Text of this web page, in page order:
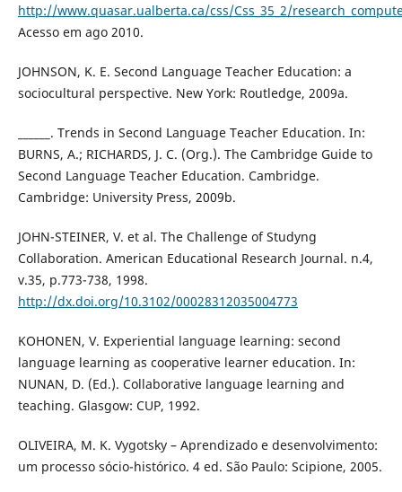
http://www.quasar.ualberta.ca/css/Css_35_2/
Acesso em ago 2010.
JOHNSON, K. E. Second Language Teacher Education: a
sociocultural perspective. New York: Routledge, 2009a.
______. Trends in Second Language Teacher Education. In:
BURNS, A.; RICHARDS, J. C. (Org.). The Cambridge Guide to
Second Language Teacher Education. Cambridge.
Cambridge: University Press, 2009b.
JOHN-STEINER, V. et al. The Challenge of Studyng
Collaboration. American Educational Research Journal. n.4,
v.35, p.773-738, 1998.
http://dx.doi.org/10.3102/00028312035004773
KOHONEN, V. Experiential language learning: second
language learning as cooperative learner education. In:
NUNAN, D. (Ed.). Collaborative language learning and
teaching. Glasgow: CUP, 1992.
OLIVEIRA, M. K. Vygotsky – Aprendizado e desenvolvimento:
um processo sócio-histórico. 4 ed. São Paulo: Scipione, 2005.